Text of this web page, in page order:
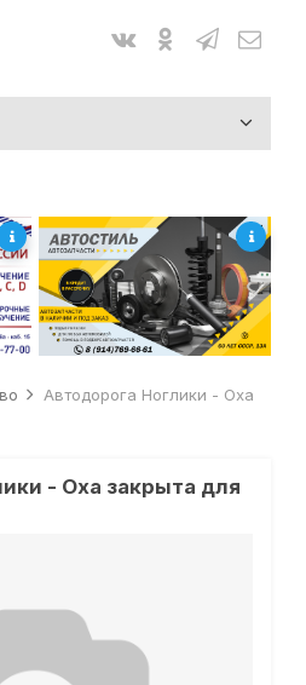
Автодорога Ноглики - Оха
- Оха закрыта для